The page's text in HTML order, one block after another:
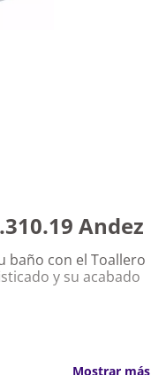
Andez
baño con el Toallero
y su acabado
Mostrar más